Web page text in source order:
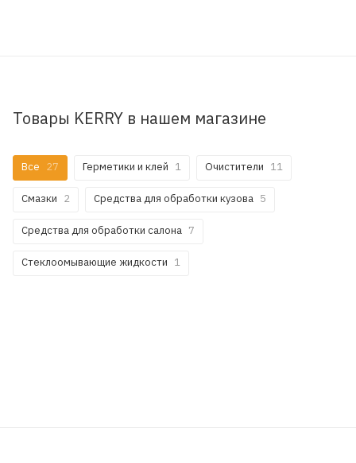
Товары KERRY в нашем магазине
Все 27 Герметики и клей 1 Очистители 11
Смазки 2 Средства для обработки кузова 5
Средства для обработки салона 7
Стеклоомывающие жидкости 1